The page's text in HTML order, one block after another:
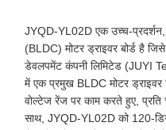
JYQD-YL02D एक उच्च-
(BLDC) मोटर ड्राइवर बोर्ड है
डेवलपमेंट कंपनी लिमिटेड (JUYI
में एक प्रमुख BLDC मोटर ड्राइवर
वोल्टेज रेंज पर काम करते हुए,
साथ, JYQD-YL02D को 120-